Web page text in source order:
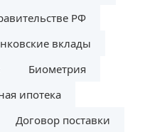
РФ
вклады
Биометрия
ипотека
Договор поставки